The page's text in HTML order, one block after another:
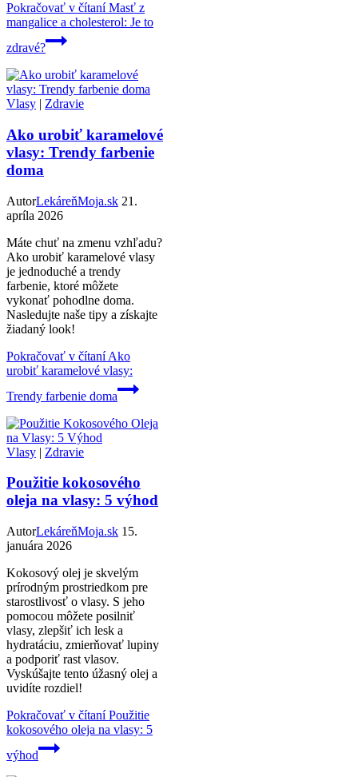
Pokračovať v čítaníMasť z
mangalice a cholesterol: Je to
zdravé?
Vlasy | Zdravie
Ako urobiť karamelové
vlasy: Trendy farbenie
doma
AutorLekáreňMoja.sk 21.
apríla 2026
Máte chuť na zmenu vzhľadu?
Ako urobiť karamelové vlasy
je jednoduché a trendy
farbenie, ktoré môžete
vykonať pohodlne doma.
Nasledujte naše tipy a získajte
žiadaný look!
Pokračovať v čítaníAko
urobiť karamelové vlasy:
Trendy farbenie doma
Vlasy | Zdravie
Použitie kokosového
oleja na vlasy: 5 výhod
AutorLekáreňMoja.sk 15.
januára 2026
Kokosový olej je skvelým
prírodným prostriedkom pre
starostlivosť o vlasy. S jeho
pomocou môžete posilniť
vlasy, zlepšiť ich lesk a
hydratáciu, zmierňovať lupiny
a podporiť rast vlasov.
Vyskúšajte tento úžasný olej a
uvidíte rozdiel!
Pokračovať v čítaníPoužitie
kokosového oleja na vlasy: 5
výhod